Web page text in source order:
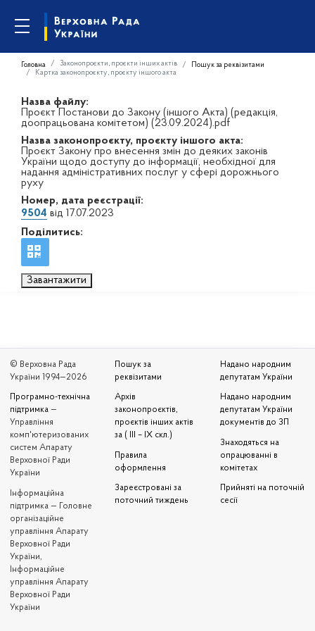
Головна Законопроєкти, проєкти інших актів
Пошук за реквізитами
Картка законопроєкту, проєкту іншого акта
Назва файлу:
Проєкт Постанови до Закону (іншого Акта) (редакція,
доопрацьована комітетом) (23.09.2024).pdf
Назва законопроєкту, проєкту іншого акта:
Проєкт Закону про внесення змін до деяких законів
України щодо доступу до інформації, необхідної для
надання адміністративних послуг у сфері дорожнього
руху
Номер, дата реєстрації:
9504 від 17.07.2023
Поділитись:
Завантажити
© Верховна Рада
України 1994—2026
Програмно-технічна
підтримка —
Управління
комп'ютеризованих
систем Апарату
Верховної Ради
України
Iнформаційна
підтримка — Головне
організаційне
управління Апарату
Верховної Ради
України,
Інформаційне
управління Апарату
Верховної Ради
України
Пошук за
реквізитами
Архів
законопроєктів,
проєктів інших актів
за ( III – IX скл.)
Правила
оформлення
Зареєстровані за
поточний тиждень
Надано народним
депутатам України
Надано народним
депутатам України
документів до ЗП
Знаходяться на
опрацюванні в
комітетах
Прийняті на поточній
сесії